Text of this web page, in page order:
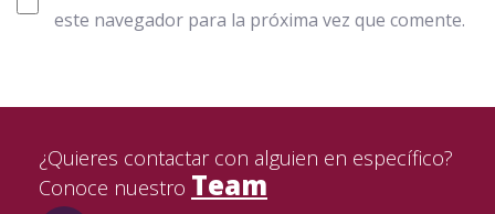
este navegador para la próxima vez que comente.
¿Quieres contactar con alguien en específico?
Conoce nuestro Team